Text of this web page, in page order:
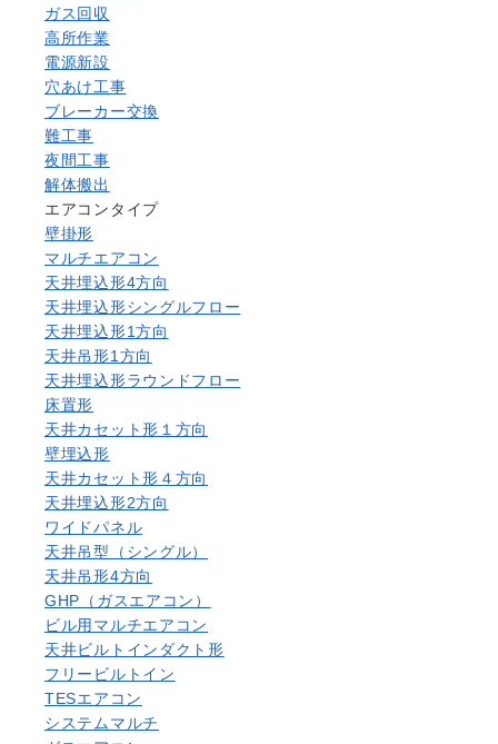
ガス回収
高所作業
電源新設
穴あけ工事
ブレーカー交換
難工事
夜間工事
解体搬出
エアコンタイプ
壁掛形
マルチエアコン
天井埋込形4方向
天井埋込形シングルフロー
天井埋込形1方向
天井吊形1方向
天井埋込形ラウンドフロー
床置形
天井カセット形１方向
壁埋込形
天井カセット形４方向
天井埋込形2方向
ワイドパネル
天井吊型（シングル）
天井吊形4方向
GHP（ガスエアコン）
ビル用マルチエアコン
天井ビルトインダクト形
フリービルトイン
TESエアコン
システムマルチ